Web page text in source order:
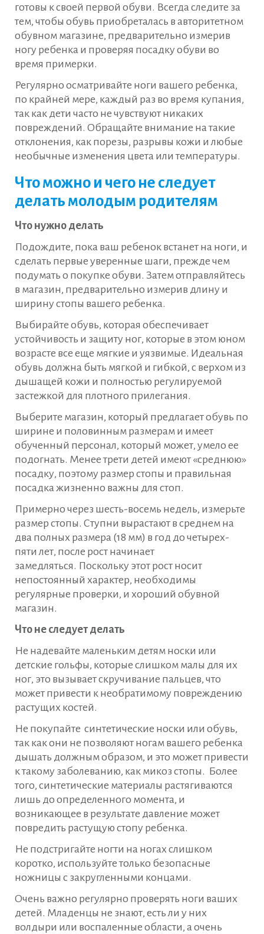
готовы к своей первой обуви. Всегда следите за
тем, чтобы обувь приобреталась в авторитетном
обувном магазине, предварительно измерив
ногу ребенка и проверяя посадку обуви во
время примерки.
Регулярно осматривайте ноги вашего ребенка,
по крайней мере, каждый раз во время купания,
так как дети часто не чувствуют никаких
повреждений. Обращайте внимание на такие
отклонения, как порезы, разрывы кожи и любые
необычные изменения цвета или температуры.
Что можно и чего не следует
делать молодым родителям
Что нужно делать
Подождите, пока ваш ребенок встанет на ноги, и
сделать первые уверенные шаги, прежде чем
подумать о покупке обуви. Затем отправляйтесь
в магазин, предварительно измерив длину и
ширину стопы вашего ребенка.
Выбирайте обувь, которая обеспечивает
устойчивость и защиту ног, которые в этом юном
возрасте все еще мягкие и уязвимые. Идеальная
обувь должна быть мягкой и гибкой, с верхом из
дышащей кожи и полностью регулируемой
застежкой для плотного прилегания.
Выберите магазин, который предлагает обувь по
ширине и половинным размерам и имеет
обученный персонал, который может, умело ее
подогнать. Менее трети детей имеют «среднюю»
посадку, поэтому размер стопы и правильная
посадка жизненно важны для стоп.
Примерно через шесть-восемь недель, измерьте
размер стопы. Ступни вырастают в среднем на
два полных размера (18 мм) в год до четырех-
пяти лет, после рост начинает
замедляться. Поскольку этот рост носит
непостоянный характер, необходимы
регулярные проверки, и хороший обувной
магазин.
Что не следует делать
Не надевайте маленьким детям носки или
детские гольфы, которые слишком малы для их
ног, это вызывает скручивание пальцев, что
может привести к необратимому повреждению
растущих костей.
Не покупайте синтетические носки или обувь,
так как они не позволяют ногам вашего ребенка
дышать должным образом, и это может привести
к такому заболеванию, как микоз стопы. Более
того, синтетические материалы растягиваются
лишь до определенного момента, и
возникающее в результате давление может
повредить растущую стопу ребенка.
Не подстригайте ногти на ногах слишком
коротко, используйте только безопасные
ножницы с закругленными концами.
Очень важно регулярно проверять ноги ваших
детей. Младенцы не знают, есть ли у них
волдыри или воспаленные области, а очень